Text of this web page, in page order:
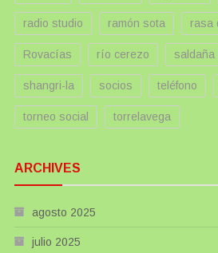
radio studio ramón sota rasa
Rovacías río cerezo saldaña
shangri-la socios teléfono
torneo social torrelavega
ARCHIVES
agosto 2025
julio 2025